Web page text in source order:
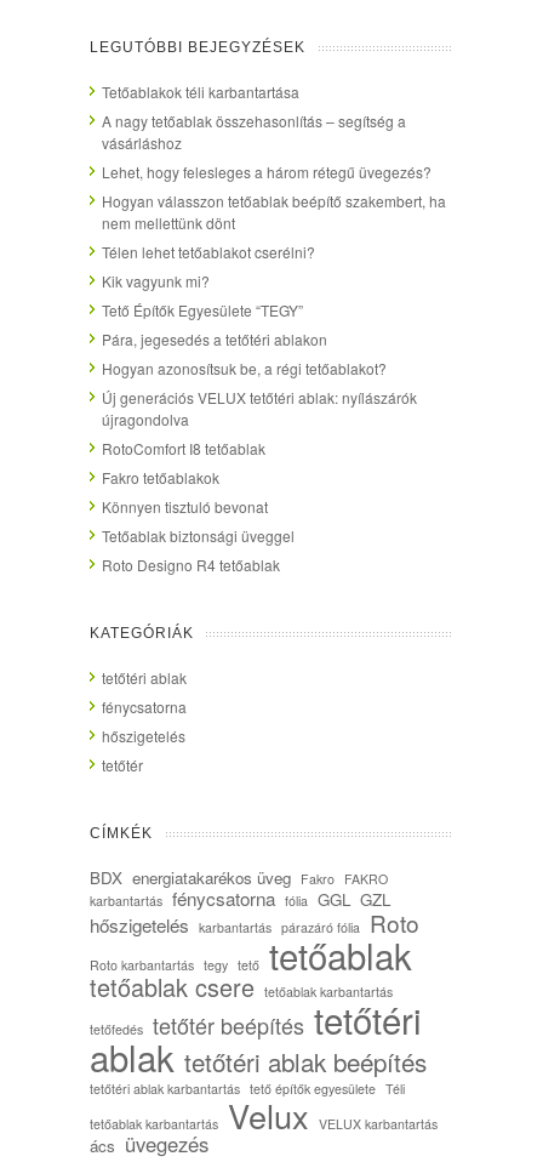
LEGUTÓBBI BEJEGYZÉSEK
Tetőablakok téli karbantartása
A nagy tetőablak összehasonlítás – segítség a
vásárláshoz
Lehet, hogy felesleges a három rétegű üvegezés?
Hogyan válasszon tetőablak beépítő szakembert, ha
nem mellettünk dönt
Télen lehet tetőablakot cserélni?
Kik vagyunk mi?
Tető Építők Egyesülete “TEGY”
Pára, jegesedés a tetőtéri ablakon
Hogyan azonosítsuk be, a régi tetőablakot?
Új generációs VELUX tetőtéri ablak: nyílászárók
újragondolva
RotoComfort I8 tetőablak
Fakro tetőablakok
Könnyen tisztuló bevonat
Tetőablak biztonsági üveggel
Roto Designo R4 tetőablak
KATEGÓRIÁK
tetőtéri ablak
fénycsatorna
hőszigetelés
tetőtér
CÍMKÉK
BDX energiatakarékos üveg Fakro FAKRO
karbantartás fénycsatorna fólia GGL GZL
hőszigetelés karbantartás párazáró fólia Roto
Roto karbantartás tegy tető tetőablak
tetőablak csere tetőablak karbantartás
tetőfedés tetőtér beépítés tetőtéri
ablak tetőtéri ablak beépítés
tetőtéri ablak karbantartás tető építők egyesülete Téli
tetőablak karbantartás Velux VELUX karbantartás
ács üvegezés